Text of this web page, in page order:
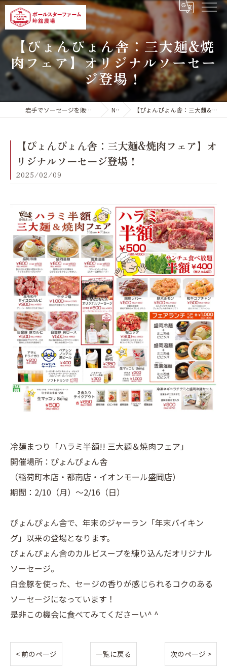
【ぴょんぴょん舎：三大麺&焼
肉フェア】オリジナルソーセー
ジ登場！
岩手でソーセージを販売するポールスターファーム 峠舘農場 NEWS 【ぴょんぴょん舎：三大麺&焼肉フェア】オリジナルソーセージ登場！
【ぴょんぴょん舎：三大麺&焼肉フェア】オ
リジナルソーセージ登場！
2025/02/09
冷麺まつり「ハラミ半額!! 三大麺＆焼肉フェア」
開催場所：ぴょんぴょん舎
（稲荷町本店・都南店・イオンモール盛岡店）
期間：2/10（月）～2/16（日）
ぴょんぴょん舎で、年末のジャーラン「年末バイキン
グ」以来の登場となります。
ぴょんぴょん舎のカルビスープを練り込んだオリジナル
ソーセージ。
白金豚を使った、セージの香りが感じられるコクのある
ソーセージになっています！
是非この機会に食べてみてくださーい^ ^
< 前のページ 一覧に戻る 次のページ >